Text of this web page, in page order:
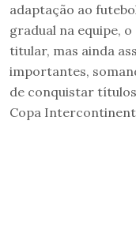
adaptação ao
gradual na equipe,
titular, mas ainda
importantes,
de conquistar títulos
Copa